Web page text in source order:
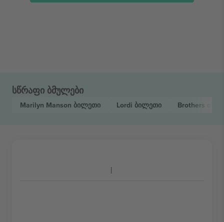
სწრაფი ბმულები
Marilyn Manson ბილეთი Lordi ბილეთი Brothers of